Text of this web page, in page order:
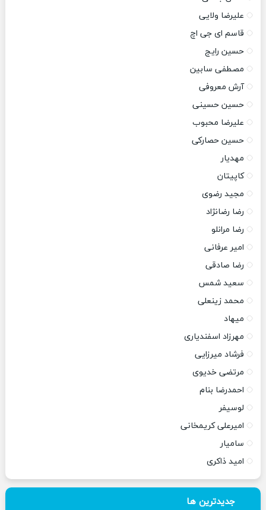
علیرضا ولایی
قاسم ای جی اچ
حسین رایج
مصطفی سابین
آرش معروفی
حسین حسینی
علیرضا محبوب
حسین حصارکی
مهدیار
کاپیتان
مجید رضوی
رضا رضانژاد
رضا مرانلو
امیر عرفانی
رضا صادقی
سعید شمس
محمد زینعلی
میهاد
مهرزاد اسفندیاری
فرشاد میرزایی
مرتضی خدیوی
احمدرضا بنام
لوسیفر
امیرعلی کریمخانی
سامیار
امید ذاکری
جدیدترین ها